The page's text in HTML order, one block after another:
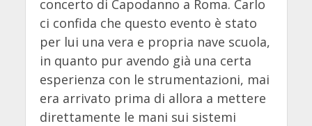
concerto di Capodanno a Roma. Carlo
ci confida che questo evento è stato
per lui una vera e propria nave scuola,
in quanto pur avendo già una certa
esperienza con le strumentazioni, mai
era arrivato prima di allora a mettere
direttamente le mani sui sistemi